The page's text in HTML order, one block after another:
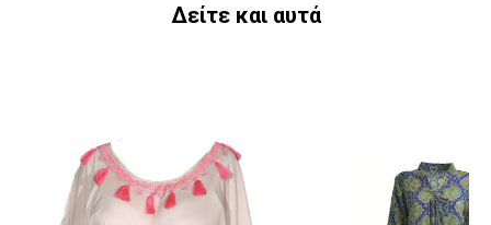
Δείτε και αυτά